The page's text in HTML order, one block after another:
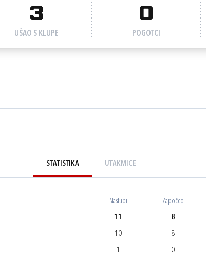
3
UŠAO S KLUPE
0
POGOTCI
STATISTIKA UTAKMICE
Nastupi Započeo
11 8
10 8
1 0